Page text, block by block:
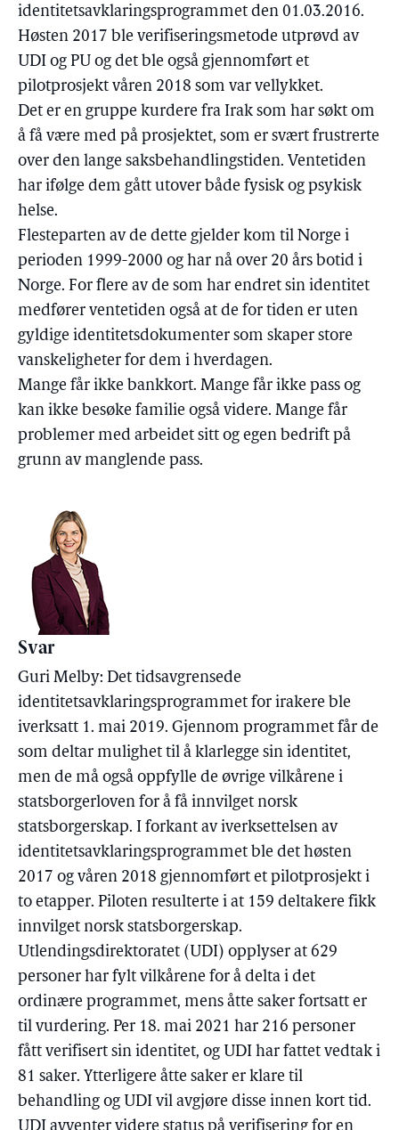
identitetsavklaringsprogrammet den 01.03.2016.
Høsten 2017 ble verifiseringsmetode utprøvd av
UDI og PU og det ble også gjennomført et
pilotprosjekt våren 2018 som var vellykket.
Det er en gruppe kurdere fra Irak som har søkt om
å få være med på prosjektet, som er svært frustrerte
over den lange saksbehandlingstiden. Ventetiden
har ifølge dem gått utover både fysisk og psykisk
helse.
Flesteparten av de dette gjelder kom til Norge i
perioden 1999-2000 og har nå over 20 års botid i
Norge. For flere av de som har endret sin identitet
medfører ventetiden også at de for tiden er uten
gyldige identitetsdokumenter som skaper store
vanskeligheter for dem i hverdagen.
Mange får ikke bankkort. Mange får ikke pass og
kan ikke besøke familie også videre. Mange får
problemer med arbeidet sitt og egen bedrift på
grunn av manglende pass.
Svar
Guri Melby: Det tidsavgrensede
identitetsavklaringsprogrammet for irakere ble
iverksatt 1. mai 2019. Gjennom programmet får de
som deltar mulighet til å klarlegge sin identitet,
men de må også oppfylle de øvrige vilkårene i
statsborgerloven for å få innvilget norsk
statsborgerskap. I forkant av iverksettelsen av
identitetsavklaringsprogrammet ble det høsten
2017 og våren 2018 gjennomført et pilotprosjekt i
to etapper. Piloten resulterte i at 159 deltakere fikk
innvilget norsk statsborgerskap.
Utlendingsdirektoratet (UDI) opplyser at 629
personer har fylt vilkårene for å delta i det
ordinære programmet, mens åtte saker fortsatt er
til vurdering. Per 18. mai 2021 har 216 personer
fått verifisert sin identitet, og UDI har fattet vedtak i
81 saker. Ytterligere åtte saker er klare til
behandling og UDI vil avgjøre disse innen kort tid.